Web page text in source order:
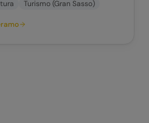
Turismo (Gran Sasso)